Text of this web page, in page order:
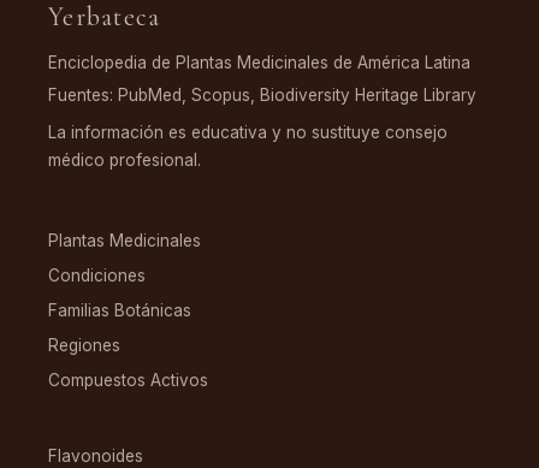
Yerbateca
Enciclopedia de Plantas Medicinales de América Latina
Fuentes: PubMed, Scopus, Biodiversity Heritage Library
La información es educativa y no sustituye consejo
médico profesional.
Plantas Medicinales
Condiciones
Familias Botánicas
Regiones
Compuestos Activos
Flavonoides